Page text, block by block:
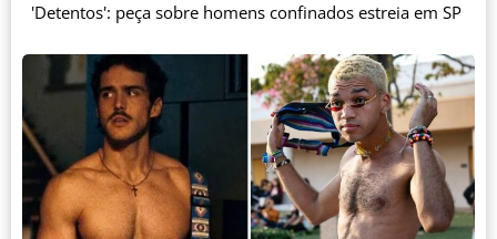
'Detentos': peça sobre homens confinados estreia em SP